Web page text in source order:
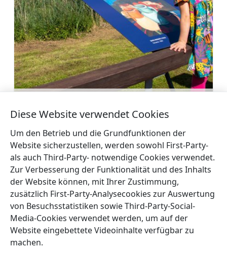
blüht in Talsi auf”
←Naturpark Engure-
See
Nationalpark Slītere
→
Diese Website verwendet Cookies
Um den Betrieb und die Grundfunktionen der
Website sicherzustellen, werden sowohl First-Party-
als auch Third-Party- notwendige Cookies verwendet.
Zur Verbesserung der Funktionalität und des Inhalts
der Website können, mit Ihrer Zustimmung,
zusätzlich First-Party-Analysecookies zur Auswertung
von Besuchsstatistiken sowie Third-Party-Social-
Media-Cookies verwendet werden, um auf der
Website eingebettete Videoinhalte verfügbar zu
machen.